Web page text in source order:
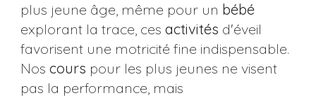
plus jeune âge, même pour un bébé
explorant la trace, ces activités d'éveil
favorisent une motricité fine indispensable.
Nos cours pour les plus jeunes ne visent
pas la performance, mais